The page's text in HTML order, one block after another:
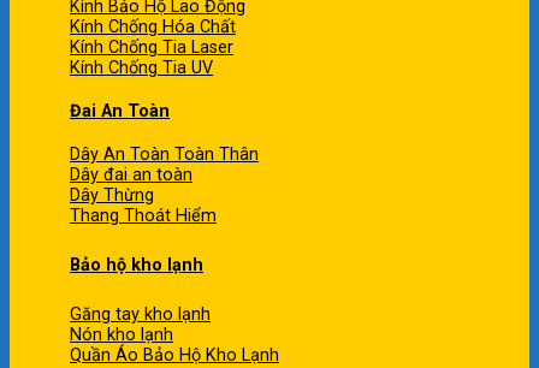
Kính Bảo Hộ Lao Động
Kính Chống Hóa Chất
Kính Chống Tia Laser
Kính Chống Tia UV
Đai An Toàn
Dây An Toàn Toàn Thân
Dây đai an toàn
Dây Thừng
Thang Thoát Hiểm
Bảo hộ kho lạnh
Găng tay kho lạnh
Nón kho lạnh
Quần Áo Bảo Hộ Kho Lạnh